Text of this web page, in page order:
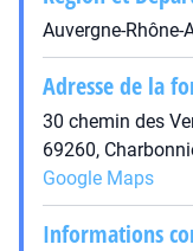
Auvergne-Rhône-
Adresse de la
30 chemin des
69260,
Google Maps
Informations